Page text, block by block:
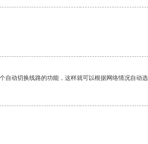
动切换线路的功能，这样就可以根据网络情况自动